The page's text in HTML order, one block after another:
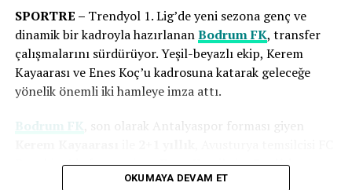
Eksik noktalarımıza çok iyi transferler
yaptık
Ankara, “Çok iyi bir kamp dönemi geçirdik, verimli bir
dinlenme süremiz vardı. Yeni katılacak arkadaşların
adaptasyonu açısından önemliydi. Bütün aldığımız
SPORTRE – Trendyol 1. Lig’de yeni sezona genç ve
dinamik bir kadroyla hazırlananBodrum FK, transfer
çalışmalarını sürdürüyor. Yeşil-beyazlı ekip, Kerem
Kayaarası ve Enes Koç’u kadrosuna katarak geleceğe
yönelik önemli iki hamleye imza attı.
Bodrum FK , son olarak Antalyaspor forması giyen
Dornbirn’de forma giyenEnes Koçile ise3 yıllık
imzaladı.OKUMAYA DEVAM ET